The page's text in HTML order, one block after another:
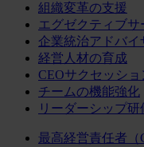
組織変革の支援
エグゼクティブサ
企業統治アドバイ
経営人材の育成
CEOサクセッショ
チームの機能強化
リーダーシップ研
最高経営責任者（